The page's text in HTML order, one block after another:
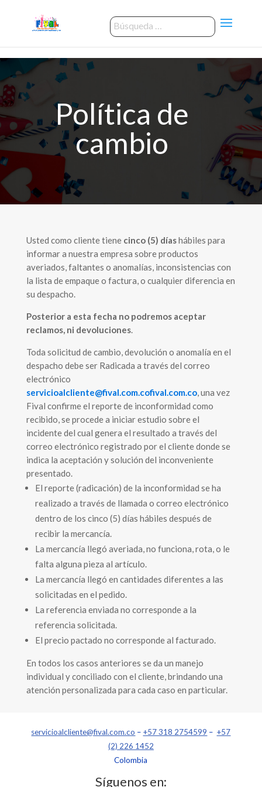
Política de
cambio
Usted como cliente tiene cinco (5) díashábiles para
informar a nuestra empresa sobre productos
averiados, faltantes o anomalías, inconsistencias con
la lista de empaque o factura, o cualquier diferencia en
su despacho.
Posterior a esta fecha no podremos aceptar
reclamos, ni devoluciones.
Toda solicitud de cambio, devolución o anomalía en el
despacho debe ser Radicada a través del correo
electrónico
servicioalcliente@fival.com.cofival.com.co, una vez
Fival confirme el reporte de inconformidad como
recibido, se procede a iniciar estudio sobre el
incidente del cual genera el resultado a través del
correo electrónico registrado por el cliente donde se
indica la aceptación y solución del inconveniente
presentado.
El reporte (radicación) de la inconformidad se ha
realizado a través de llamada o correo electrónico
dentro de los cinco (5) días hábiles después de
recibir la mercancía.
La mercancía llegó averiada, no funciona, rota, o le
falta alguna pieza al artículo.
La mercancía llegó en cantidades diferentes a las
solicitadas en el pedido.
La referencia enviada no corresponde a la
referencia solicitada.
El precio pactado no corresponde al facturado.
En todos los casos anteriores se da un manejo
individual y conciliado con el cliente, brindando una
atención personalizada para cada caso en particular.
servicioalcliente@fival.com.co – +57 318 2754599 – +57
(2) 226 1452
Colombia
Síguenos en: